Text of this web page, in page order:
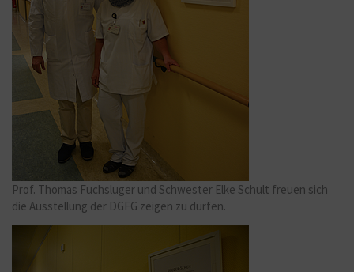
Prof. Thomas Fuchsluger und Schwester Elke Schult freuen sich
die Ausstellung der DGFG zeigen zu dürfen.